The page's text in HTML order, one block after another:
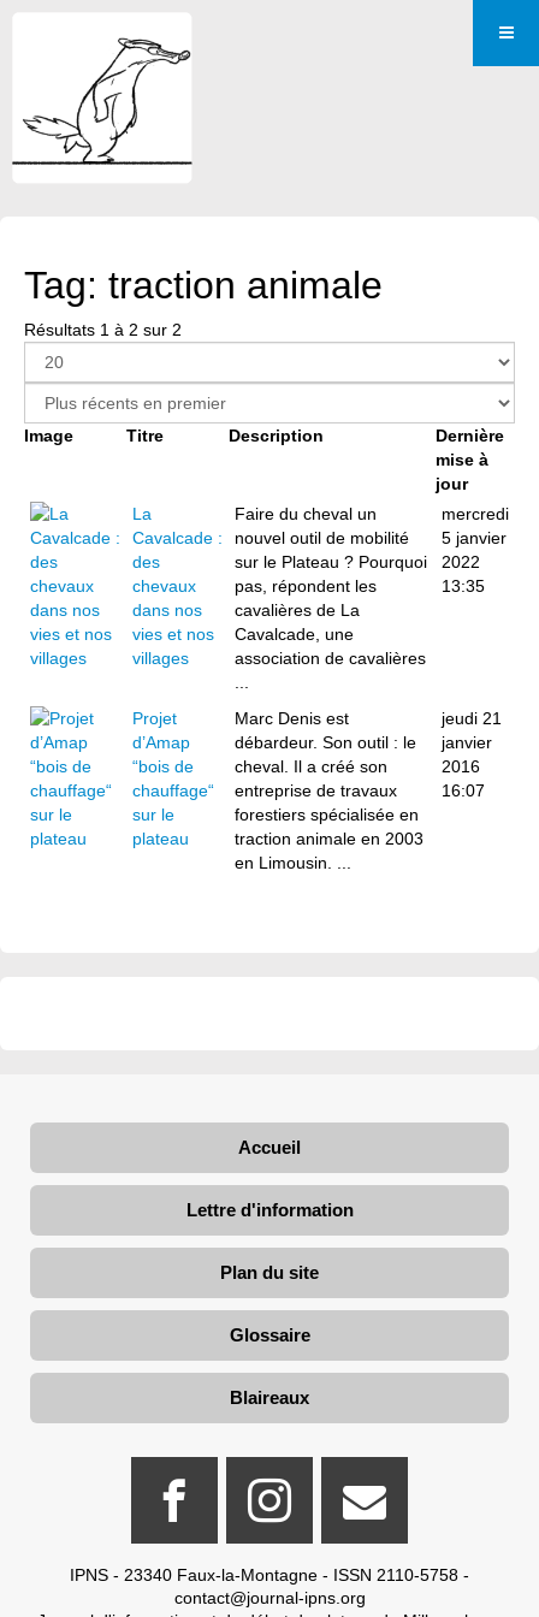
Tag: traction animale
Résultats 1 à 2 sur 2
Image Titre Description
Dernière
mise à
jour
La
Cavalcade :
des
chevaux
dans nos
vies et nos
villages
Faire du cheval un
nouvel outil de mobilité
sur le Plateau ? Pourquoi
pas, répondent les
cavalières de La
Cavalcade, une
association de cavalières
mercredi
5 janvier
2022
13:35
Projet
d’Amap
“bois de
chauffage“
sur le
plateau
Marc Denis est
débardeur. Son outil : le
cheval. Il a créé son
entreprise de travaux
forestiers spécialisée en
traction animale en 2003
en Limousin. ...
jeudi 21
janvier
2016
16:07
Accueil
Lettre d'information
Plan du site
Glossaire
Blaireaux
IPNS - 23340 Faux-la-Montagne - ISSN 2110-5758 -
contact@journal-ipns.org